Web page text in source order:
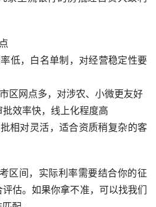
低，白名单制，对经营稳定性要
区网点多，对涉农、小微更友好
效率快，线上化程度高
相对灵活，适合资质稍复杂的客
区间，实际利率需要结合你的征
估。如果你拿不准，可以找我们